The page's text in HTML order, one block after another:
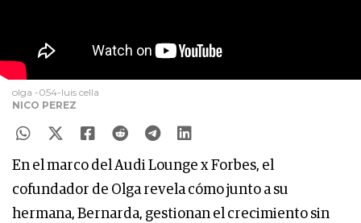
olga -054-luis cella
NICO PEREZ
En el marco del Audi Lounge x Forbes, el
cofundador de Olga revela cómo junto a su
hermana, Bernarda, gestionan el crecimiento sin